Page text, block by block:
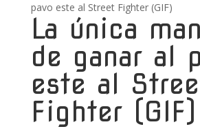
pavo este al Street Fighter (GIF)
La única
de ganar al
este al
Fighter (GIF)